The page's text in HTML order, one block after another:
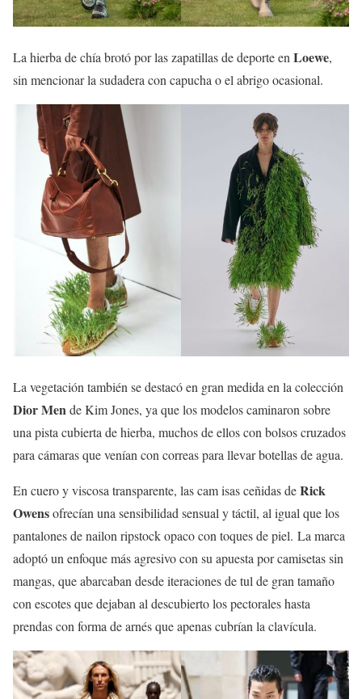
La hierba de chía brotó por las zapatillas de deporte en Loewe,
sin mencionar la sudadera con capucha o el abrigo ocasional.
La vegetación también se destacó en gran medida en la colección
Dior Mende Kim Jones, ya que los modelos caminaron sobre
una pista cubierta de hierba, muchos de ellos con bolsos cruzados
para cámaras que venían con correas para llevar botellas de agua.
En cuero y viscosa transparente, las cam isas ceñidas deRick
Owensofrecían una sensibilidad sensual y táctil, al igual que los
pantalones de nailon ripstock opaco con toques de piel. La marca
adoptó un enfoque más agresivo con su apuesta por camisetas sin
mangas, que abarcaban desde iteraciones de tul de gran tamaño
con escotes que dejaban al descubierto los pectorales hasta
prendas con forma de arnés que apenas cubrían la clavícula.